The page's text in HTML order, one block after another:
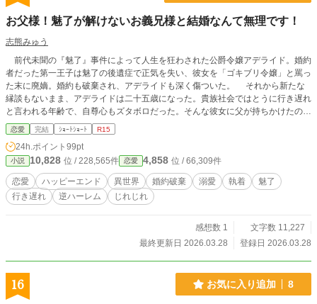
お父様！魅了が解けないお義兄様と結婚なんて無理です！
志熊みゅう
前代未聞の『魅了』事件によって人生を狂わされた公爵令嬢アデライド。婚約
者だった第一王子は魅了の後遺症で正気を失い、彼女を「ゴキブリ令嬢」と罵っ
た末に廃嫡。婚約も破棄され、アデライドも深く傷ついた。 それから新たな
縁談もないまま、アデライドは二十五歳になった。貴族社会ではとうに行き遅れ
と言われる年齢で、自尊心もズタボロだった。そんな彼女に父が持ちかけたの
は、公爵家を継がせるため、遠縁の子爵家から引き取った義兄レアンドルと政略
結婚すること。 レアンドルもまた、かつて『魅了』事件の被害者であり、
事件をきっかけに当時の婚約者と婚約破棄して以来、ずっと独り身だった。結婚
式は滞りなく終わり、ほんの少し期待して迎えた初夜。夫となったレアンドルに
告げられたのは、「今まで通り寝室を別にしよう」という言葉。 妻として愛
されることはないのだと悟ったアデライドは、公爵家の跡継ぎを残すため、秘密
裏に『子どもを作るための愛人探し』を決意し、仮面舞踏会へ通い始める。
見ていないはずの夫・レアンドルだった――。すれ違いの結婚から始まる、激重
恋愛 完結 ｼｮｰﾄｼｮｰﾄ R15
24h.ポイント 99pt
小説 10,828 位 / 228,565件 恋愛 4,858 位 / 66,309件
恋愛 ハッピーエンド 異世界 婚約破棄 溺愛 執着
魅了
行き遅れ
逆ハーレム じれじれ
感想数 1
文字数 11,227
最終更新日 2026.03.28
登録日 2026.03.28
16 お気に入り追加 8